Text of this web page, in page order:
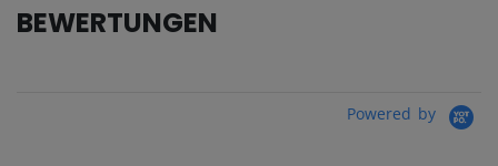
BEWERTUNGEN
Powered by